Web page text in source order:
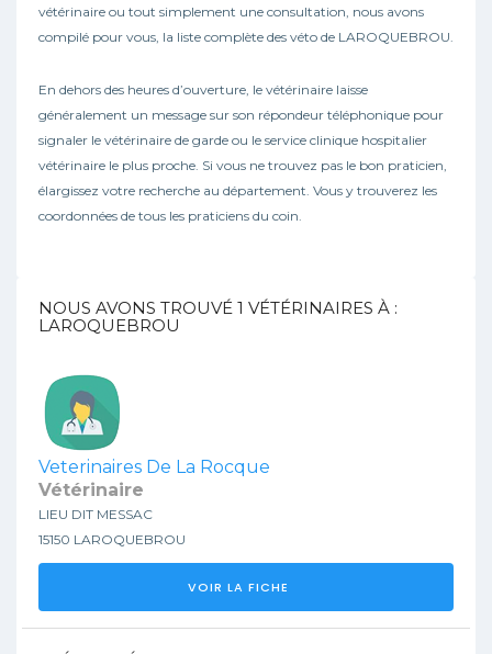
vétérinaire ou tout simplement une consultation, nous avons
compilé pour vous, la liste complète des véto de LAROQUEBROU.
En dehors des heures d’ouverture, le vétérinaire laisse
généralement un message sur son répondeur téléphonique pour
signaler le vétérinaire de garde ou le service clinique hospitalier
vétérinaire le plus proche. Si vous ne trouvez pas le bon praticien,
élargissez votre recherche au département. Vous y trouverez les
coordonnées de tous les praticiens du coin.
NOUS AVONS TROUVÉ 1 VÉTÉRINAIRES À :
LAROQUEBROU
Veterinaires De La Rocque
Vétérinaire
LIEU DIT MESSAC
15150 LAROQUEBROU
VOIR LA FICHE